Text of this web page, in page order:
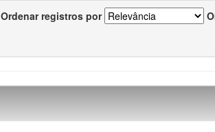
Ordenar registros por